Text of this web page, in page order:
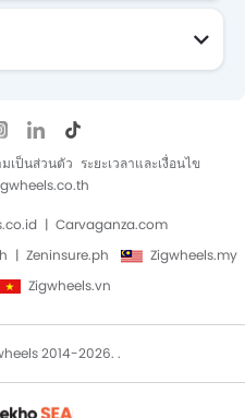
เป็นส่วนตัว ระยะเวลาและเงื่อนไข
Carvaganza.com
Zeninsure.ph
Zigwheels.my
Zigwheels.vn
2014-2026. .